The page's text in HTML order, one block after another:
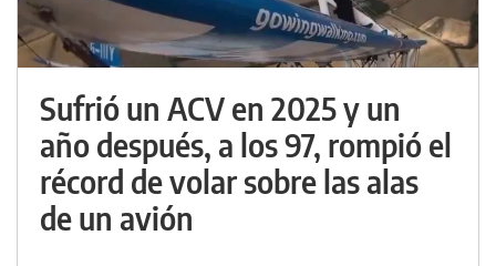
Sufrió un ACV en 2025 y un
año después, a los 97, rompió el
récord de volar sobre las alas
de un avión